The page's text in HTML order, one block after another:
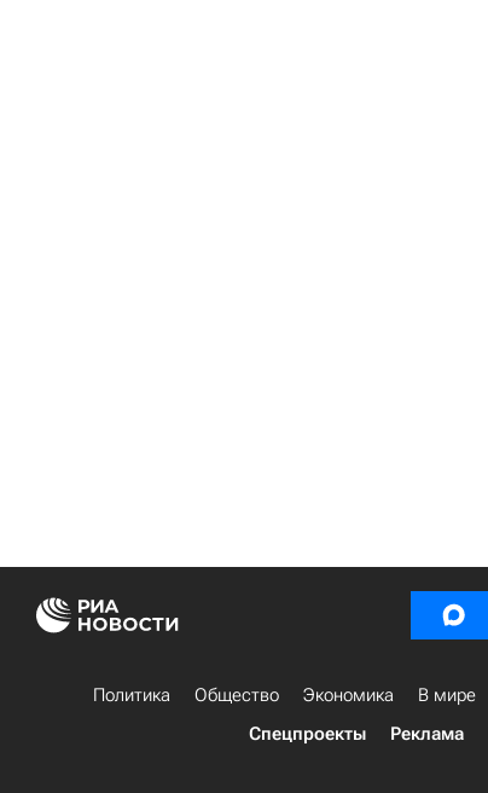
Политика Общество Экономика В мире
Спецпроекты
Реклама